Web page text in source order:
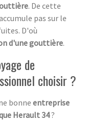
. De cette
pas sur le
D'où
d'une gouttière.
de
choisir ?
bonne entreprise
Herault 34?